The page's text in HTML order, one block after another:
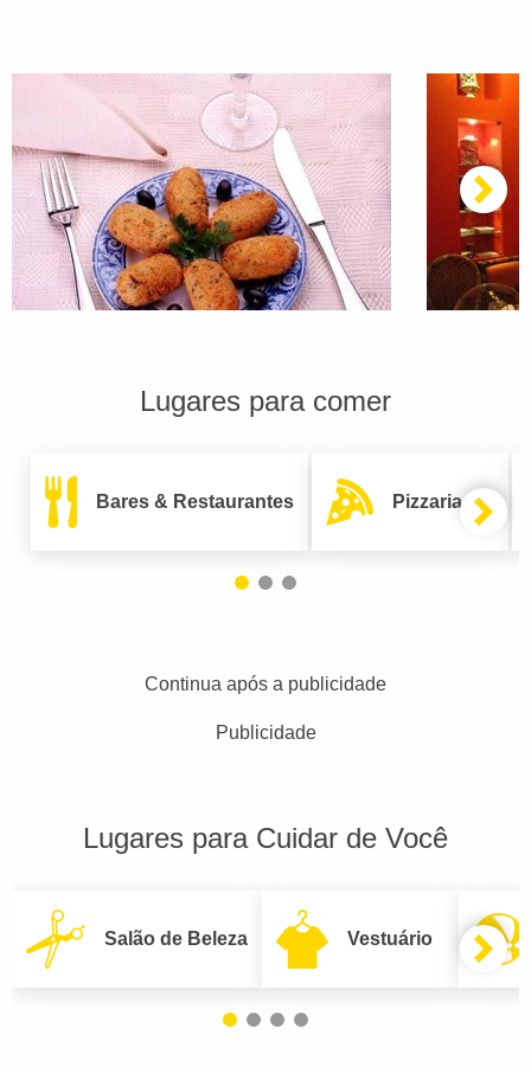
Lugares para comer
Bares & Restaurantes Pizzarias
Continua após a publicidade
Publicidade
Lugares para Cuidar de Você
Salão de Beleza Vestuário